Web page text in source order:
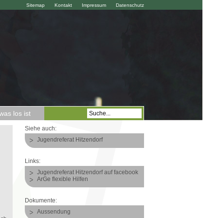
Datenschutz
Impressum
Kontakt
Sitemap
los ist
Siehe auch:
Jugendreferat Hitzendorf
Links:
Jugendreferat Hitzendorf auf facebook
ArGe flexible Hilfen
Dokumente:
Aussendung